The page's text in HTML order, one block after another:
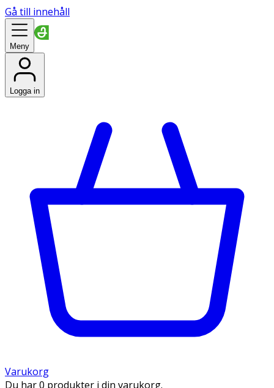
Gå till innehåll
Meny
Logga in
Varukorg
Du har 0 produkter i din varukorg.